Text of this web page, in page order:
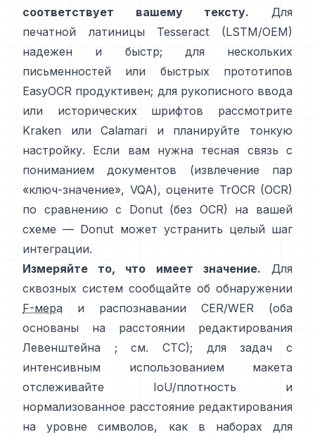
соответствует вашему тексту. Для
печатной латиницы
Tesseract (LSTM/OEM)
надежен и быстр; для нескольких
письменностей или быстрых прототипов
EasyOCR продуктивен; для рукописного ввода
или исторических шрифтов рассмотрите
Kraken
или Calamari
и планируйте тонкую
настройку. Если вам нужна тесная связь с
пониманием документов (извлечение пар
«ключ-значение», VQA), оцените TrOCR (OCR)
по сравнению с
Donut (без OCR) на вашей
схеме — Donut может устранить целый шаг
интеграции.
Измеряйте то, что имеет значение. Для
сквозных систем сообщайте об обнаружении
F-мера и распознавании CER/WER (оба
основаны на расстоянии редактирования
Левенштейна ; см.
CTC); для задач с
интенсивным использованием макета
отслеживайте IoU/плотность и
нормализованное расстояние редактирования
на уровне символов, как в
наборах для